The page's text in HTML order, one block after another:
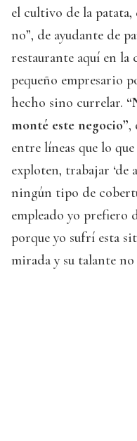
el cultivo de la
no”, de ayudante de
restaurante aquí en la
pequeño empresario
hecho sino currelar.
monté este negocio”,
entre líneas que lo
exploten, trabajar ‘de
ningún tipo de
empleado yo prefiero
porque yo sufrí esta
mirada y su talante no